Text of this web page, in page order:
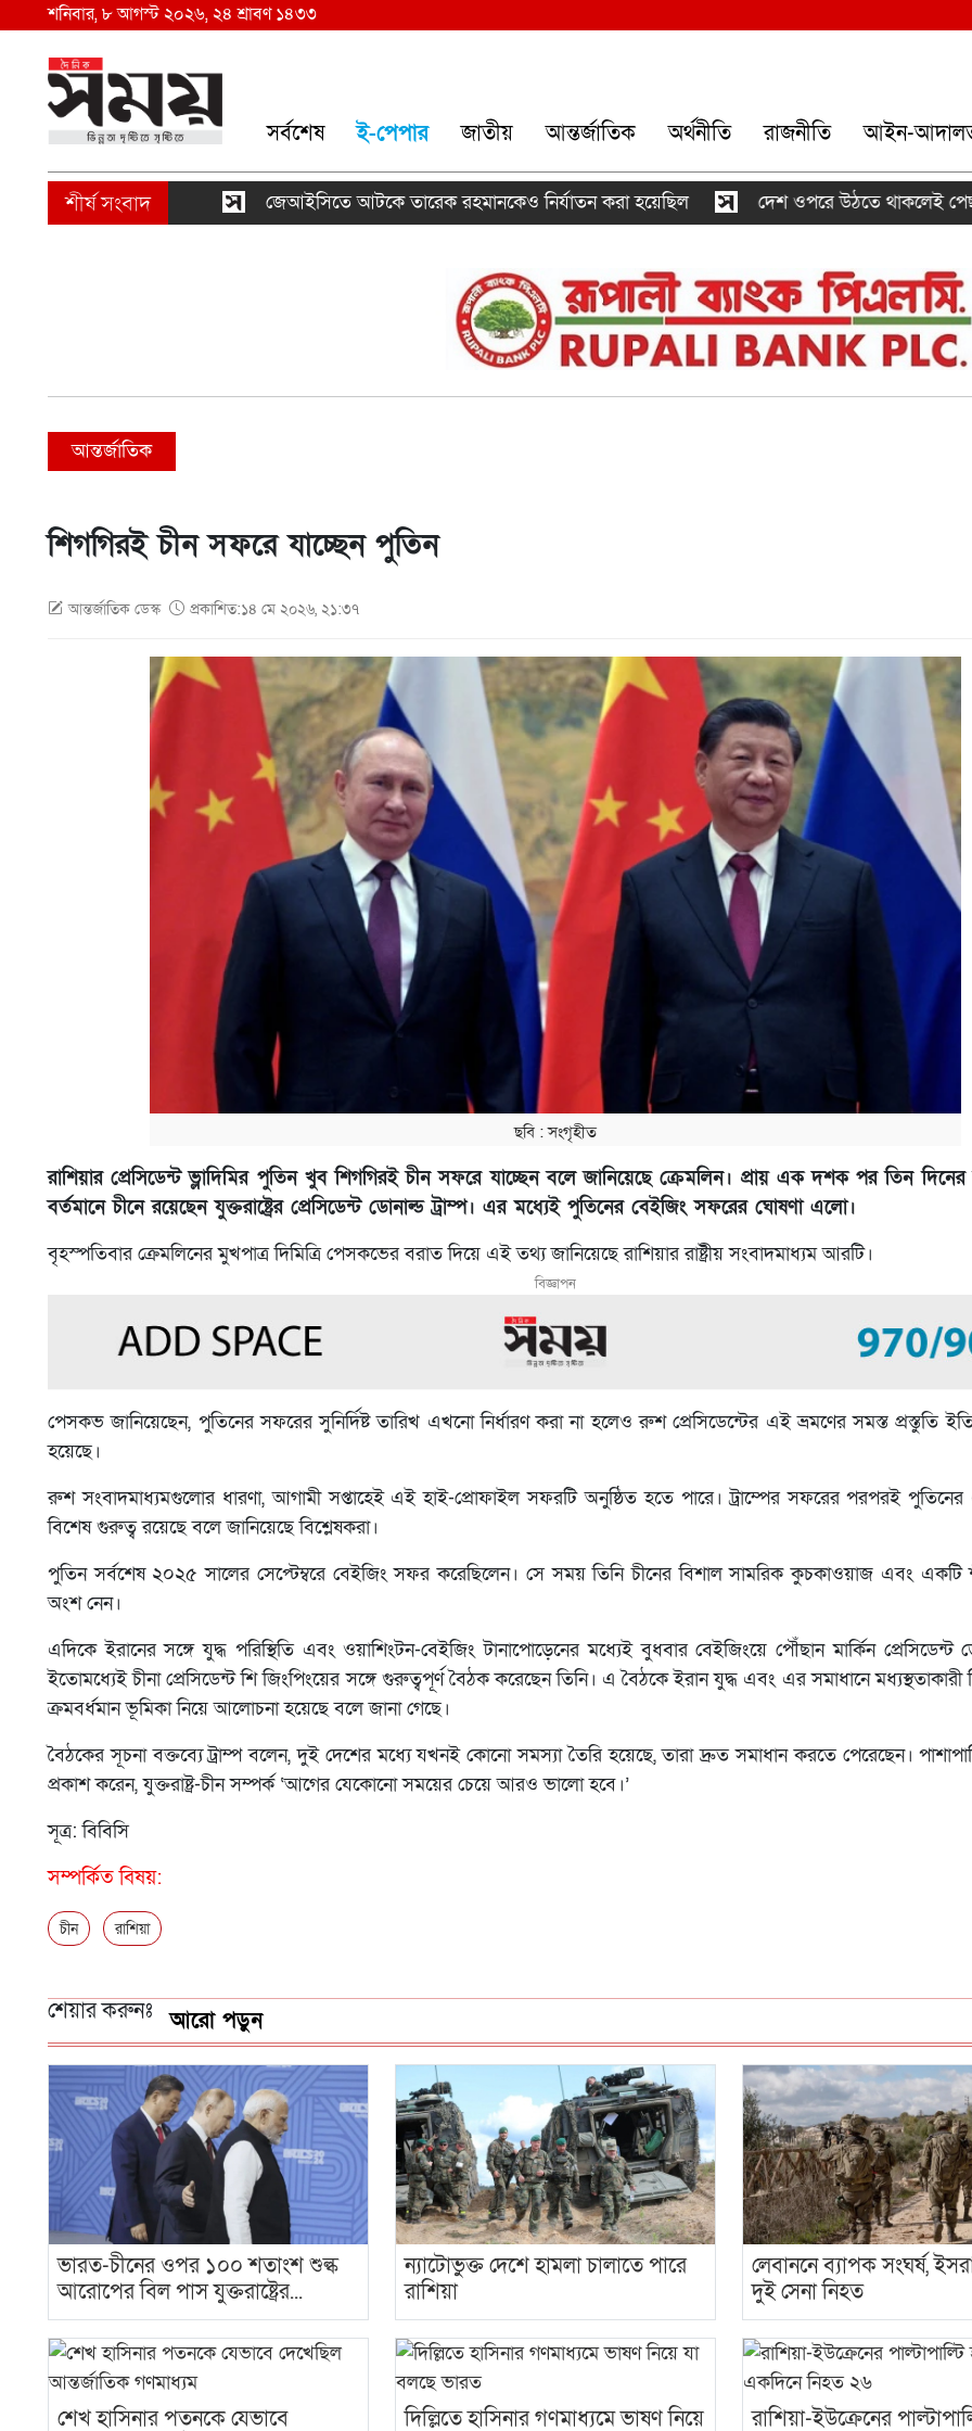
শনিবার, ৮ আগস্ট ২০২৬, ২৪ শ্রাবণ ১৪৩৩
সর্বশেষ ই-পেপার জাতীয় আন্তর্জাতিক অর্থনীতি রাজনীতি আইন-
জেআইসিতে আটকে তারেক রহমানকেও নির্যাতন করা হয়েছিল দেশ ওপরে উঠতে থাকলেই পেছনে
আন্তর্জাতিক
শিগগিরই চীন সফরে যাচ্ছেন পুতিন
আন্তর্জাতিক ডেস্ক প্রকাশিত:১৪ মে ২০২৬, ২১:৩৭
ছবি ‍: সংগৃহীত
রাশিয়ার প্রেসিডেন্ট ভ্লাদিমির পুতিন খুব শিগগিরই চীন সফরে যাচ্ছেন বলে জানিয়েছে ক্রেমলিন। প্রায় এক দশক পর তিন দিনের
বর্তমানে চীনে রয়েছেন যুক্তরাষ্ট্রের প্রেসিডেন্ট ডোনাল্ড ট্রাম্প। এর মধ্যেই পুতিনের বেইজিং সফরের ঘোষণা এলো।
বৃহস্পতিবার ক্রেমলিনের মুখপাত্র দিমিত্রি পেসকভের বরাত দিয়ে এই তথ্য জানিয়েছে রাশিয়ার রাষ্ট্রীয় সংবাদমাধ্যম আরটি।
বিজ্ঞাপন
পেসকভ জানিয়েছেন, পুতিনের সফরের সুনির্দিষ্ট তারিখ এখনো নির্ধারণ করা না হলেও রুশ প্রেসিডেন্টের এই ভ্রমণের সমস্ত প্রস্তুতি
হয়েছে।
রুশ সংবাদমাধ্যমগুলোর ধারণা, আগামী সপ্তাহেই এই হাই-প্রোফাইল সফরটি অনুষ্ঠিত হতে পারে। ট্রাম্পের সফরের পরপরই
বিশেষ গুরুত্ব রয়েছে বলে জানিয়েছে বিশ্লেষকরা।
পুতিন সর্বশেষ ২০২৫ সালের সেপ্টেম্বরে বেইজিং সফর করেছিলেন। সে সময় তিনি চীনের বিশাল সামরিক কুচকাওয়াজ এবং একটি
অংশ নেন।
এদিকে ইরানের সঙ্গে যুদ্ধ পরিস্থিতি এবং ওয়াশিংটন-বেইজিং টানাপোড়েনের মধ্যেই বুধবার বেইজিংয়ে পৌঁছান মার্কিন প্রেসিডেন্ট
ইতোমধ্যেই চীনা প্রেসিডেন্ট শি জিংপিংয়ের সঙ্গে গুরুত্বপূর্ণ বৈঠক করেছেন তিনি। এ বৈঠকে ইরান যুদ্ধ এবং এর সমাধানে মধ্যস্থতাকারী
ক্রমবর্ধমান ভূমিকা নিয়ে আলোচনা হয়েছে বলে জানা গেছে।
বৈঠকের সূচনা বক্তব্যে ট্রাম্প বলেন, দুই দেশের মধ্যে যখনই কোনো সমস্যা তৈরি হয়েছে, তারা দ্রুত সমাধান করতে পেরেছেন।
প্রকাশ করেন, যুক্তরাষ্ট্র-চীন সম্পর্ক ‘আগের যেকোনো সময়ের চেয়ে আরও ভালো হবে।’
সূত্র: বিবিসি
সম্পর্কিত বিষয়:
চীন রাশিয়া
শেয়ার করুনঃ আরো পড়ুন
ভারত-চীনের ওপর ১০০ শতাংশ শুল্ক
আরোপের বিল পাস যুক্তরাষ্ট্রের...
ন্যাটোভুক্ত দেশে হামলা চালাতে পারে
রাশিয়া
লেবাননে ব্যাপক সংঘর্ষ,
দুই সেনা নিহত
শেখ হাসিনার পতনকে যেভাবে দিল্লিতে হাসিনার গণমাধ্যমে ভাষণ নিয়ে রাশিয়া-ইউক্রেনের